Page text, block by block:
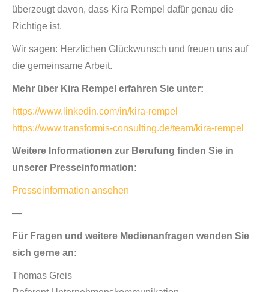
überzeugt davon, dass Kira Rempel dafür genau die
Richtige ist.
Wir sagen: Herzlichen Glückwunsch und freuen uns auf
die gemeinsame Arbeit.
Mehr über Kira Rempel erfahren Sie unter:
https://www.linkedin.com/in/kira-rempel
https://www.transformis-consulting.de/team/kira-rempel
Weitere Informationen zur Berufung finden Sie in
unserer Presseinformation:
Presseinformation ansehen
—
Für Fragen und weitere Medienanfragen wenden Sie
sich gerne an:
Thomas Greis